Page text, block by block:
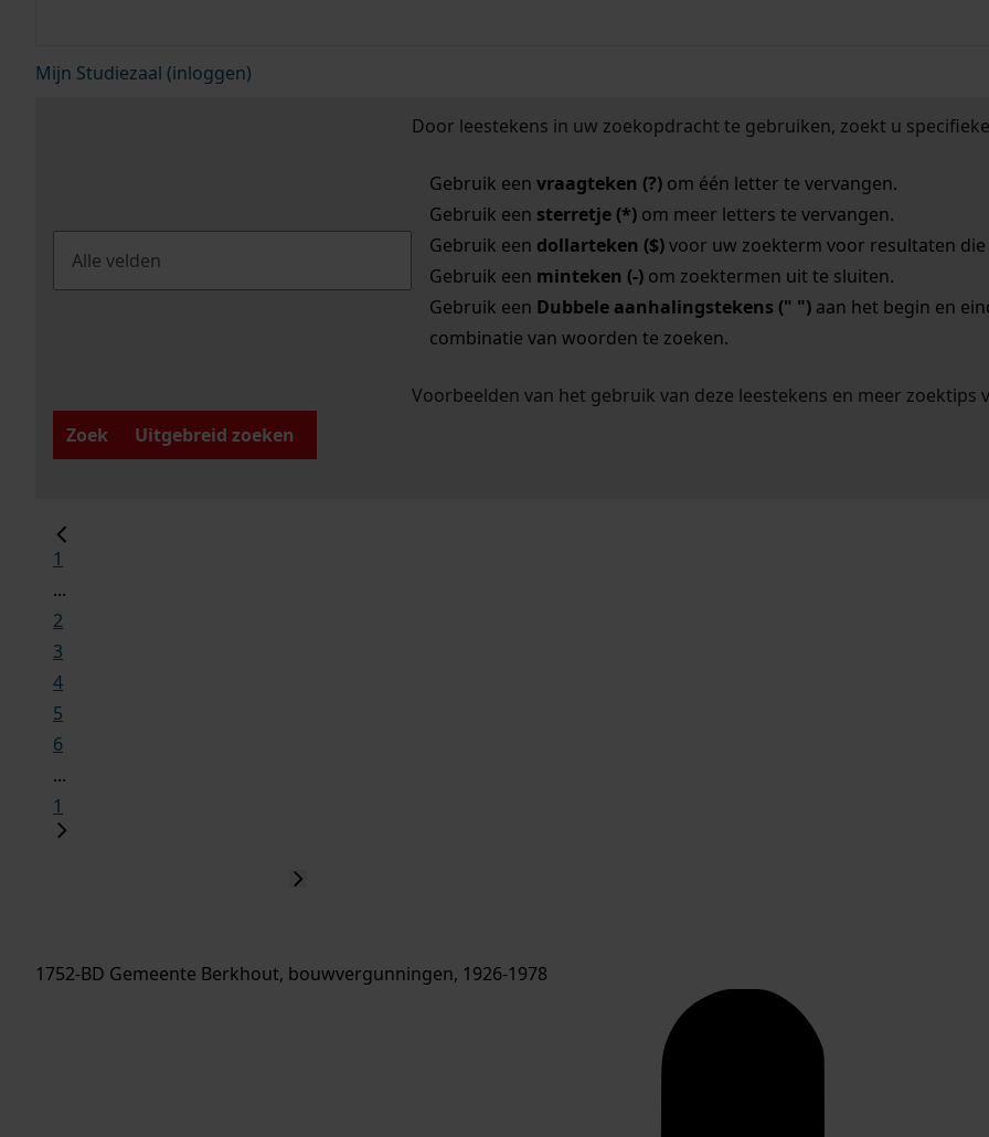
Mijn Studiezaal (inloggen)
Door leestekens in uw zoekopdracht te gebruiken, zoekt u
Gebruik een vraagteken (?)om één letter te vervangen.
Gebruik een sterretje (*)om meer letters te vervangen.
Gebruik een dollarteken ($)voor uw zoekterm voor resultaten die
Gebruik een minteken (-)om zoektermen uit te sluiten.
Gebruik een Dubbele aanhalingstekens (" ")aan het begin en
combinatie van woorden te zoeken.
Voorbeelden van het gebruik van deze leestekens en meer zoektips
Zoek
Uitgebreid zoeken
1
...
2
3
4
5
6
...
1
1752-BD Gemeente Berkhout, bouwvergunningen, 1926-1978